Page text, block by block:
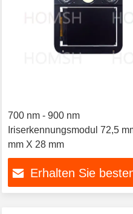
700 nm - 900 nm
Iriserkennungsmodul 72,5
mm X 28 mm
Erhalten Sie